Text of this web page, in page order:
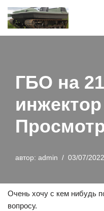
Перейти
ГБО на
автор: admin 03/07/2022
Очень хочу с кем нибудь
вопросу.